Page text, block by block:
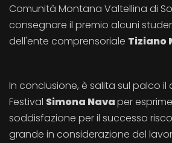
Comunità Montana Valtellina di
consegnare il premio alcuni
dell'ente comprensoriale Tiziano
In conclusione, è salita sul palco il
Festival Simona Navaper
soddisfazione per il successo
grande in considerazione del